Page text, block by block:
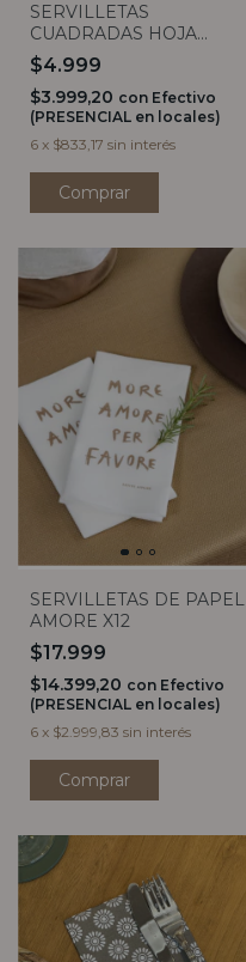
SERVILLETAS
CUADRADAS HOJA
BLANCA X20
$4.999
$3.999,20 con Efectivo
(PRESENCIAL en locales)
6 x $833,17 sin interés
SERVILLETAS DE PAPEL
AMORE X12
$17.999
$14.399,20 con Efectivo
(PRESENCIAL en locales)
6 x $2.999,83 sin interés